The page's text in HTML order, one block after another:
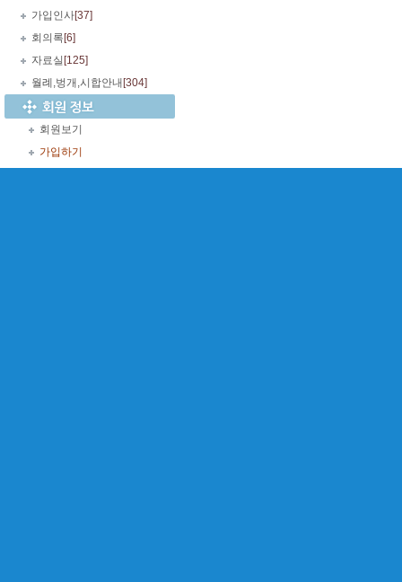
가입인사[37]
회의록 [6]
자료실 [125]
월례,벙개,시합안내 [304]
회원보기
가입하기